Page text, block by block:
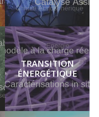
TRANSITION
ÉNERGÉTIQUE